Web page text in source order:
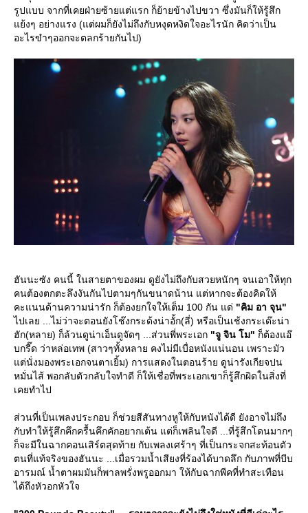
รูปแบบ จากที่เคยฝ่ายซ้ายแต่แรก ก็ย้ายข้างไปขวา ซึ่งมันก็ให้รู้สึก
้งๆ อย่างแรง (แต่ผมก็ยังไม่ถึงกับหงุดหงิดใจอะไรนัก คิดว่าเป็น
อะไรขำๆออกจะตลกร้ายกันไป)
ฮันนะซัง คนนี้ ในสายตาของผม ดูยังไม่ถึงกับสวยหนักๆ จนเอาให้ทุก
คนต้องตกตะลึงงันกันไปตามๆกันขนาดน้าน แต่หากจะต้องคิดให้
คะแนนด้านความน่ารัก ก็ต้องยกใจให้เต็ม 100 กัน แด่ "คิม อา จุน"
ไปเลย ...ไม่ว่าจะตอนยังโช๊งกระด้งน่าอั้ก(ลี่) หรือเป็นเช้งกระเด๊ะน่า
ฮัก(หลาย) ก็ล้วนดูน่าเอ็นดูจัดๆ ...ส่วนพี่พระเอก "จู จิน โม" ก็ต้องแอ๊
บกรี๊ด ว่าหล่อเทพ (สาวๆทั้งหลาย คงไม่มีเบื่อหนังแน่นอน เพราะมัว
ต่นั่งมองพระเอกจนตาเยิ้ม) การแสดงในตอนร้าย ดูน่ารังเกียจปน
หมั่นไส้ พอกลับตัวกลับใจทำดี ก็ให้เชื่อที่พระเอกเขาก็รู้สึกผิดในสิ่งที่
เคยทำไป
ส่วนที่เป็นเพลงประกอบ ก็ช่วยสีสันทางหูให้กับหนังได้ดี ยังอาจไม่ถึง
กับทำให้รู้สึกคึกครื้นคึกคักอยากเต้น แต่ก็เพลินใจดี ...ที่รู้สึกโดนมากๆ
ก็จะมีในฉากคอนเสิร์ตสุดท้าย กับเพลงเศร้าๆ ที่เป็นกระจกสะท้อนตัว
ตนที่แท้จริงของฮันนะ ...เมื่อรวมน้ำเสียงที่ร้องได้บาดลึก กับภาพที่บีบ
อารมณ์ น้ำตาผมมันก็พาลพรั่งพรูออกมา ให้กับฉากพีคที่ทำสะเทือน
ได้ถึงหัวอกหัวใจ